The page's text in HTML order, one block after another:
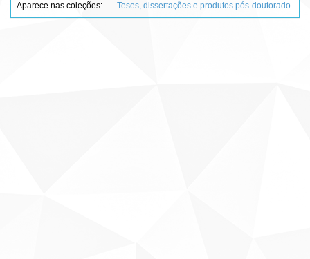
Aparece nas coleções: Teses, dissertações e produtos pós-doutorado